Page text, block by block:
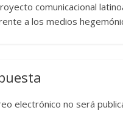
comunicacional
a los medios
electrónico no será
0
0